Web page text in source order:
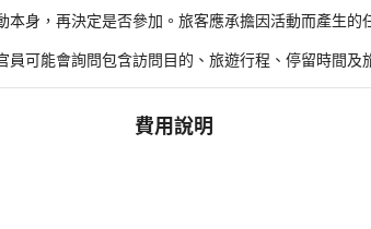
身，再決定是否參加。旅客應承擔因活動而產生的
可能會詢問包含訪問目的、旅遊行程、停留時間及
費用說明